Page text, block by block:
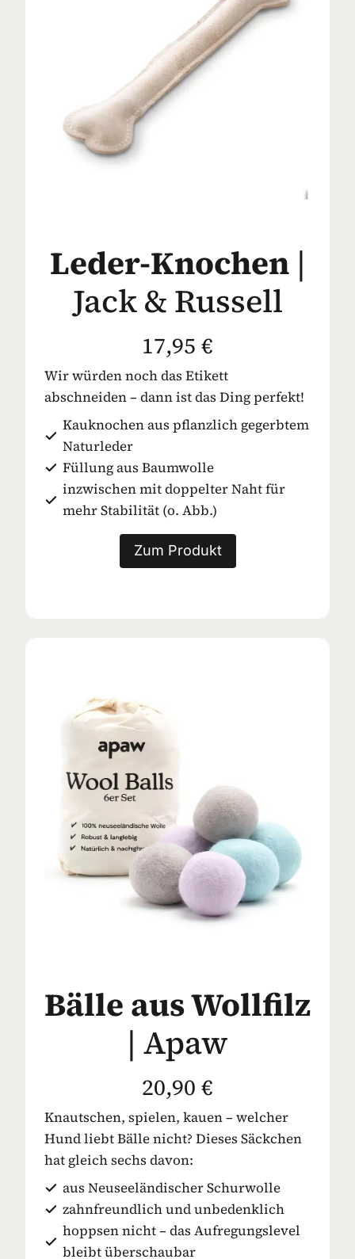
Leder-Knochen |
Jack & Russell
17,95 €
Wir würden noch das Etikett
abschneiden – dann ist das Ding perfekt!
Kauknochen aus pflanzlich gegerbtem
Naturleder
Füllung aus Baumwolle
inzwischen mit doppelter Naht für
mehr Stabilität (o. Abb.)
Zum Produkt
Bälle aus Wollfilz
| Apaw
20,90 €
Knautschen, spielen, kauen – welcher
Hund liebt Bälle nicht? Dieses Säckchen
hat gleich sechs davon:
aus Neuseeländischer Schurwolle
zahnfreundlich und unbedenklich
hoppsen nicht – das Aufregungslevel
bleibt überschaubar